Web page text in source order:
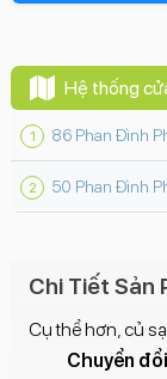
Hệ thống
86 Phan Đình
50 Phan Đình
Chi Tiết Sản
Cụ thể hơn, củ
Chuyển